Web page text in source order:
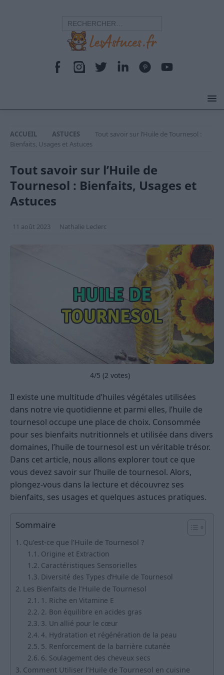
ACCUEIL ASTUCES
Tout savoir sur l’Huile de Tournesol :
Bienfaits, Usages et Astuces
Tout savoir sur l’Huile de
Tournesol : Bienfaits, Usages et
Astuces
11 août 2023 Nathalie Leclerc
4/5 (2 votes)
Il existe une multitude d’huiles végétales utilisées
dans notre vie quotidienne et parmi elles, l’huile de
tournesol occupe une place de choix. Consommée
pour ses bienfaits nutritionnels et utilisée dans divers
domaines, l’huile de tournesol est un véritable trésor.
Dans cet article, nous allons explorer tout ce que
vous devez savoir sur l’huile de tournesol. Alors,
plongez-vous dans la lecture et découvrez ses
bienfaits, ses usages et quelques astuces pratiques.
Sommaire
Qu’est-ce que l’Huile de Tournesol ?
Origine et Extraction
Caractéristiques Sensorielles
Diversité des Types d’Huile de Tournesol
Les Bienfaits de l’Huile de Tournesol
1. Riche en Vitamine E
2. Bon équilibre en acides gras
3. Un allié pour le cœur
4. Hydratation et régénération de la peau
5. Renforcement de la barrière cutanée
6. Soulagement des cheveux secs
Comment Utiliser l’Huile de Tournesol en cuisine